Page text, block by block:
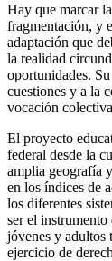
Hay que marcar
fragmentación, y
adaptación que
la realidad
oportunidades.
cuestiones y a la
vocación
El proyecto
federal desde la
amplia geografía
en los índices de
los diferentes
ser el
jóvenes y adultos
ejercicio de